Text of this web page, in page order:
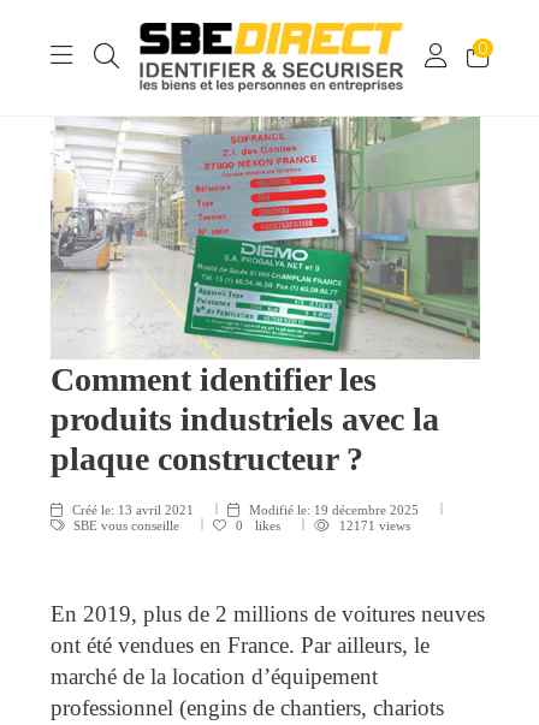
0
Comment identifier les
produits industriels avec la
plaque constructeur ?
Créé le: 13 avril 2021 Modifié le: 19 décembre 2025
SBE vous conseille
0 likes 12171 views
En 2019, plus de 2 millions de voitures neuves
ont été vendues en France. Par ailleurs, le
marché de la location d’équipement
professionnel (engins de chantiers, chariots